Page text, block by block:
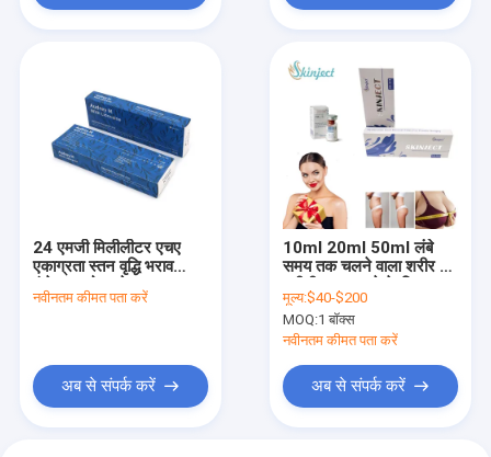
24 एमजी मिलीलीटर एचए
एकाग्रता स्तन वृद्धि भराव
इंजेक्शन योग्य जेल स्तन
आकृति के लिए डिज़ाइन किया
नवीनतम कीमत पता करें
अब से संपर्क करें
10ml 20ml 50ml लंबे
समय तक चलने वाला शरीर का
हाइलूरोनिक एसिड त्वचा भराव
मूल्य:$40-$200
MOQ:1 बॉक्स
नवीनतम कीमत पता करें
अब से संपर्क करें